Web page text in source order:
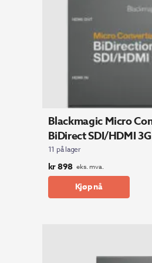
Blackmagic Micro
BiDirect SDI/HDMI
11 på lager
kr898 eks. mva.
Kjøp nå